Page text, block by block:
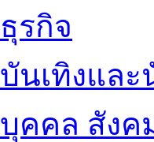
ธุรกิจ
บันเทิงแล
บุคคล สังค